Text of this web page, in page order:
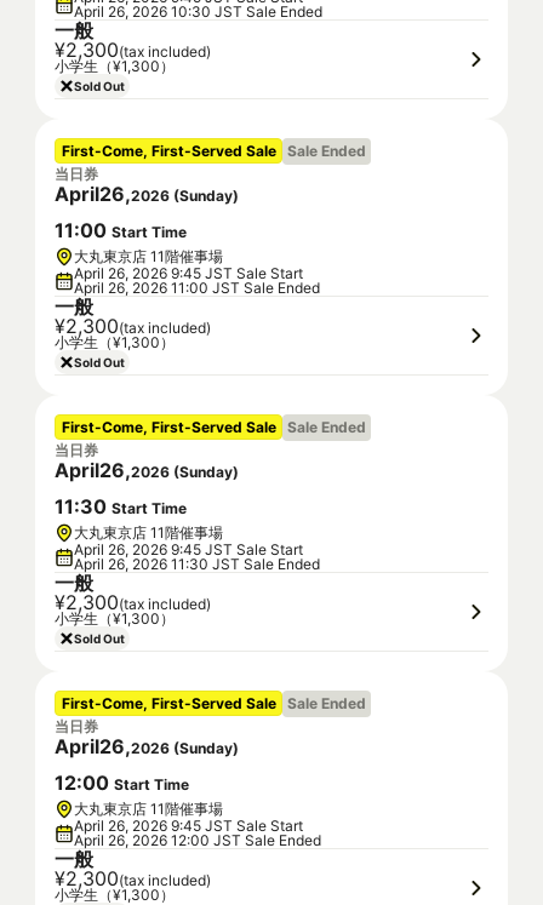
April 26, 2026 10:30 JST Sale Ended
一般
¥2,300(tax included)
小学生（¥1,300）
Sold Out
First-Come, First-Served Sale Sale Ended
当日券
April26,2026 (Sunday)
11:00 Start Time
大丸東京店 11階催事場
April 26, 2026 9:45 JST Sale Start
April 26, 2026 11:00 JST Sale Ended
一般
¥2,300(tax included)
小学生（¥1,300）
Sold Out
First-Come, First-Served Sale Sale Ended
当日券
April26,2026 (Sunday)
11:30 Start Time
大丸東京店 11階催事場
April 26, 2026 9:45 JST Sale Start
April 26, 2026 11:30 JST Sale Ended
一般
¥2,300(tax included)
小学生（¥1,300）
Sold Out
First-Come, First-Served Sale Sale Ended
当日券
April26,2026 (Sunday)
12:00 Start Time
大丸東京店 11階催事場
April 26, 2026 9:45 JST Sale Start
April 26, 2026 12:00 JST Sale Ended
一般
¥2,300(tax included)
小学生（¥1,300）